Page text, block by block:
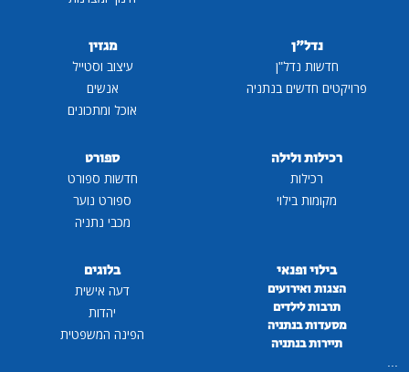
נדל"ן
חדשות נדל"ן
פרויקטים חדשים בנתניה
מגזין
עיצוב וסטייל
אנשים
אוכל ומתכונים
רכילות ולילה
רכילות
מקומות בילוי
ספורט
חדשות ספורט
ספורט נוער
מכבי נתניה
בילוי ופנאי
הצגות ואירועים
תרבות לילדים
מסעדות בנתניה
תיירות בנתניה
...
בלוגים
דעה אישית
יהדות
הפינה המשפטית